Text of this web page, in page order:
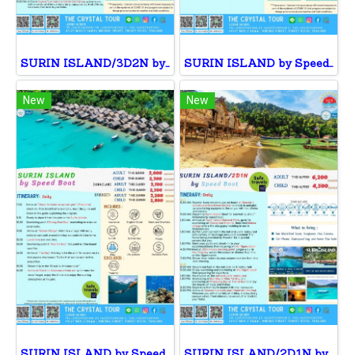
SURIN ISLAND/3D2N by Speed Boat SURIN ISLAND by Speed Boat
New New